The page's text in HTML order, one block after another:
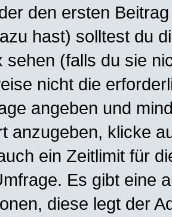
den ersten
hast) solltest du
sehen (falls du sie
nicht die
angeben und
anzugeben, klicke
ein Zeitlimit für
Es gibt eine
diese legt der